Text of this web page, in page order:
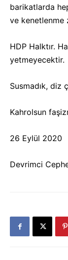
barikatlarda
ve kenetlenme
HDP Halktır.
yetmeyecektir.
Susmadık, diz
Kahrolsun
26 Eylül 2020
Devrimci